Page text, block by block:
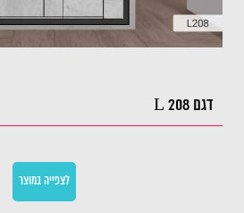
דגם L 208
לצפייה במוצר